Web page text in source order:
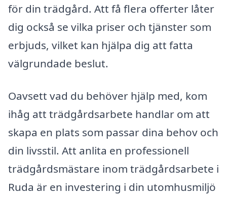
för din trädgård. Att få flera offerter låter
dig också se vilka priser och tjänster som
erbjuds, vilket kan hjälpa dig att fatta
välgrundade beslut.
Oavsett vad du behöver hjälp med, kom
ihåg att trädgårdsarbete handlar om att
skapa en plats som passar dina behov och
din livsstil. Att anlita en professionell
trädgårdsmästare inom trädgårdsarbete i
Ruda är en investering i din utomhusmiljö